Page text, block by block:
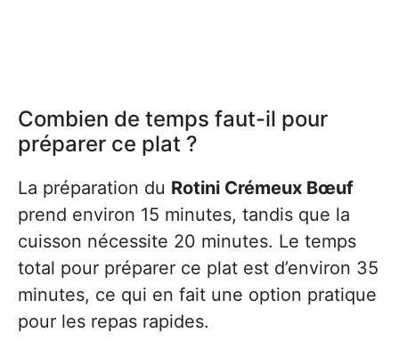
Combien de temps faut-il pour
préparer ce plat ?
La préparation du Rotini Crémeux Bœuf
prend environ 15 minutes, tandis que la
cuisson nécessite 20 minutes. Le temps
total pour préparer ce plat est d’environ 35
minutes, ce qui en fait une option pratique
pour les repas rapides.